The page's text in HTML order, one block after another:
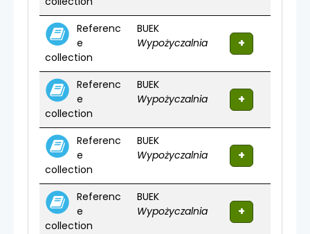
Referenc
e
collection
BUEK
Wypożyczalnia
Referenc
e
collection
BUEK
Wypożyczalnia
Referenc
e
collection
BUEK
Wypożyczalnia
Referenc
e
collection
BUEK
Wypożyczalnia